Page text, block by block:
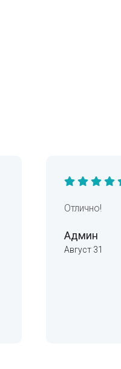
Отлично!
Админ
Август 31